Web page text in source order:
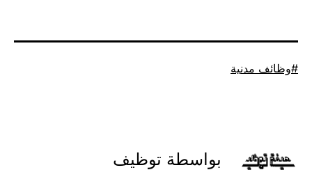
موسوم
وظائف مدنية
بواسطة توظيف